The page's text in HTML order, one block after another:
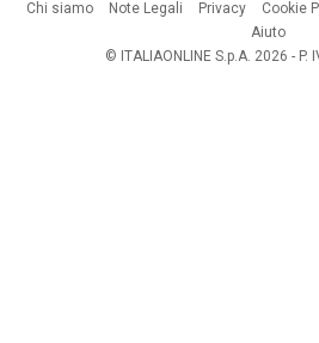
Chi siamo Note Legali Privacy Cookie
Aiuto
© ITALIAONLINE S.p.A. 2026 - P.